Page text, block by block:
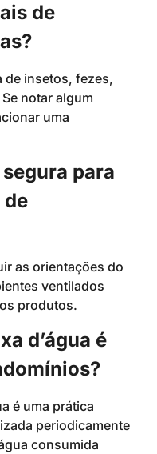
de
de insetos, fezes,
notar algum
uma
para
de
as orientações do
ventilados
produtos.
d’água é
é uma prática
periodicamente
consumida